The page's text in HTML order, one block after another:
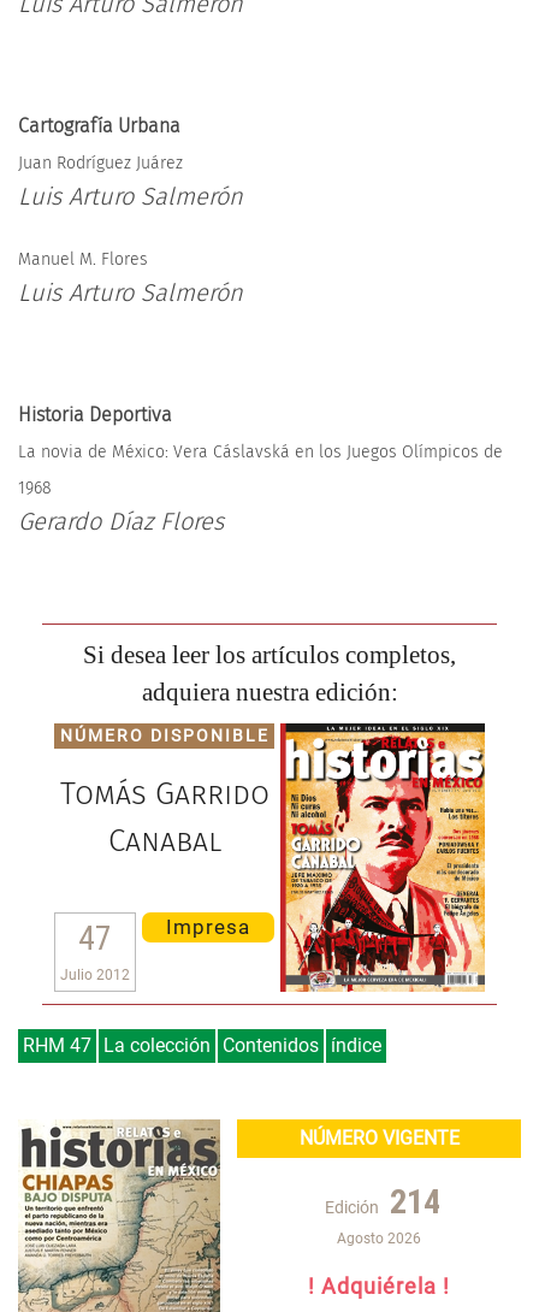
Cartografía Urbana
Juan Rodríguez Juárez
Luis Arturo Salmerón
Manuel M. Flores
Luis Arturo Salmerón
Historia Deportiva
La novia de México: Vera Cáslavská en los Juegos Olímpicos de
1968
Gerardo Díaz Flores
Si desea leer los artículos completos,
adquiera nuestra edición:
NÚMERO DISPONIBLE
Tomás Garrido
Canabal
47
Julio 2012
Impresa
RHM 47 La colección Contenidos índice
NÚMERO VIGENTE
Edición 214
Agosto 2026
! Adquiérela !